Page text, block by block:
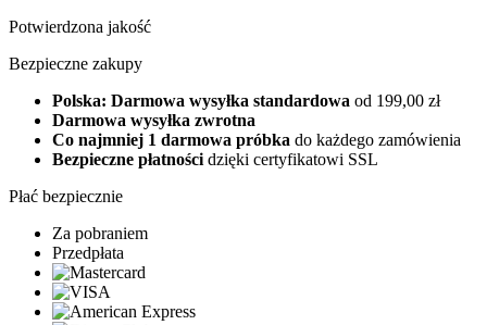
Potwierdzona jakość
Bezpieczne zakupy
Polska: Darmowa wysyłka standardowa od 199,00 zł
Darmowa wysyłka zwrotna
Co najmniej 1 darmowa próbka do każdego zamówienia
Bezpieczne płatności dzięki certyfikatowi SSL
Płać bezpiecznie
Za pobraniem
Przedpłata